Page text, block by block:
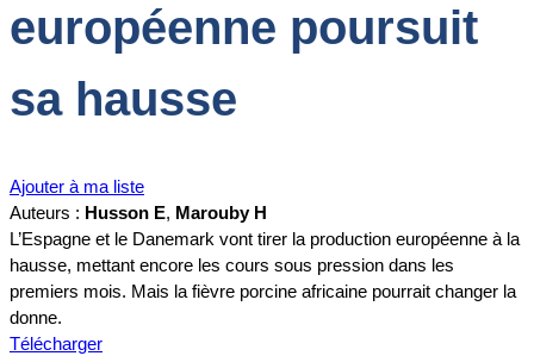
européenne poursuit
sa hausse
Ajouter à ma liste
Auteurs : Husson E, Marouby H
L’Espagne et le Danemark vont tirer la production européenne à la
hausse, mettant encore les cours sous pression dans les
premiers mois. Mais la fièvre porcine africaine pourrait changer la
donne.
Télécharger